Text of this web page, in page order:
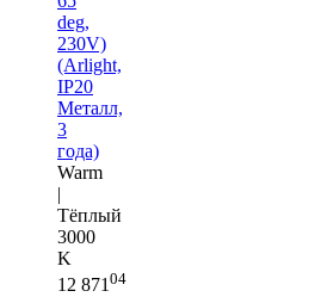
deg,
230V)
(Arlight,
IP20
Металл,
3
года)
Warm
|
Тёплый
3000
K
12 87104